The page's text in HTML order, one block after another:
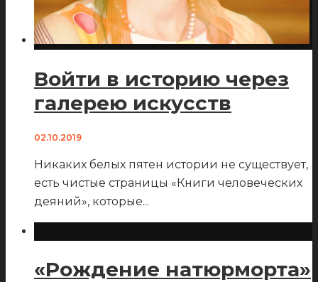
Войти в историю через
галерею искусств
02.10.2019
Никаких белых пятен истории не существует,
есть чистые страницы «Книги человеческих
деяний», которые...
«Рождение натюрморта»